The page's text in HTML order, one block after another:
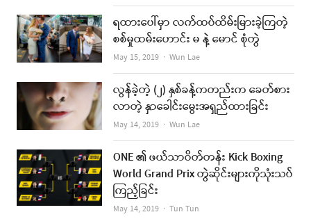
ရထားပေါ်မှာ လက်ထပ်ထိမ်းမြားခဲ့ကြတဲ့
စစ်မှုထမ်းဟောင်း မ နဲ့ မောင် စုံတွဲ
May 15, 2019 Author
Wun Lae
လွန်ခဲ့တဲ့ (၂) နှစ်ခန့်ကတည်းက ခေတ်စား
လာတဲ့ နှာခေါင်းမွေးအရှည်ထားခြင်း
May 14, 2019 Author
Wun Lae
ONE ၏ ဖယ်သာဝိတ်တန်း Kick Boxing
World Grand Prix တွဲဆိုင်းများကိုသုံးသပ်
ကြည့်ခြင်း
May 14, 2019 Author
Tun Tun